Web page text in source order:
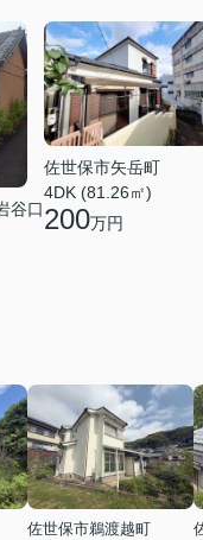
谷口
佐世保市矢岳町
4DK (81.26㎡)
200万円
佐世保市鵜渡越町